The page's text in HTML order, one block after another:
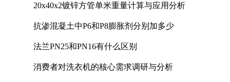
20x40x2镀锌方管单米重量计算与应用分析
抗渗混凝土中P6和P8膨胀剂分别加多少
法兰PN25和PN16有什么区别
消费者对洗衣机的核心需求调研与分析